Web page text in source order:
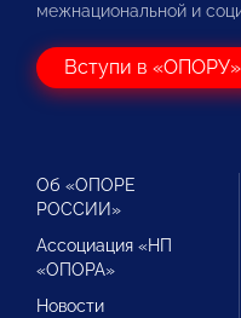
межнациональной и
Вступи в «ОПОРУ»
Об «ОПОРЕ
РОССИИ»
Ассоциация «НП
«ОПОРА»
Новости